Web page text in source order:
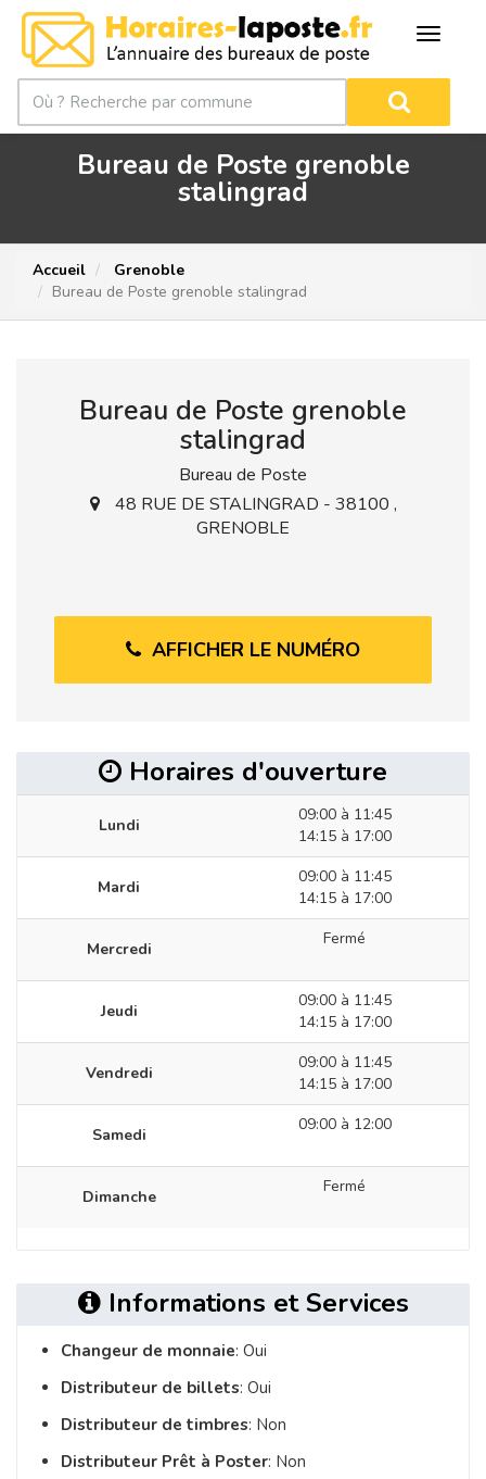
Bureau de Poste grenoble
stalingrad
Accueil
Grenoble
Bureau de Poste grenoble stalingrad
Bureau de Poste grenoble
stalingrad
Bureau de Poste
48 RUE DE STALINGRAD - 38100 ,
GRENOBLE
AFFICHER LE NUMÉRO
Horaires d'ouverture
Lundi
09:00 à 11:45
14:15 à 17:00
Mardi
09:00 à 11:45
14:15 à 17:00
Mercredi
Fermé
Jeudi
09:00 à 11:45
14:15 à 17:00
Vendredi
09:00 à 11:45
14:15 à 17:00
Samedi
09:00 à 12:00
Dimanche
Fermé
Informations et Services
Changeur de monnaie: Oui
Distributeur de billets: Oui
Distributeur de timbres: Non
Distributeur Prêt à Poster: Non